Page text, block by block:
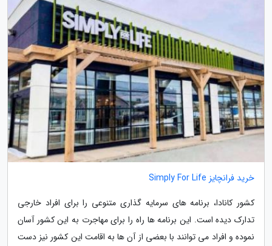
خرید فرانچایز Simply For Life
کشور کانادا، برنامه های سرمایه گذاری متنوعی را برای افراد خارجی
تدارک دیده است. این برنامه ها راه را برای مهاجرت به این کشور آسان
نموده و افراد می توانند با بعضی از آن ها به اقامت این کشور نیز دست